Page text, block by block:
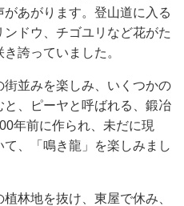
あがります。登山道に入る
ドウ、チゴユリなど花がた
誇っていました。
並みを楽しみ、いくつかの
、ピーヤと呼ばれる、鍛冶
年前に作られ、未だに現
、「鳴き龍」を楽しみまし
林地を抜け、東屋で休み、